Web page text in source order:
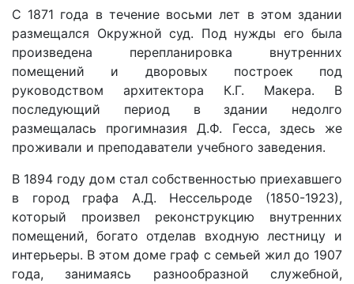
С 1871 года в течение восьми лет в этом здании
размещался Окружной суд. Под нужды его была
произведена перепланировка внутренних
помещений и дворовых построек под
руководством архитектора К.Г. Макера. В
последующий период в здании недолго
размещалась прогимназия Д.Ф. Гесса, здесь же
проживали и преподаватели учебного заведения.
В 1894 году дом стал собственностью приехавшего
в город графа А.Д. Нессельроде (1850-1923),
который произвел реконструкцию внутренних
помещений, богато отделав входную лестницу и
интерьеры. В этом доме граф с семьей жил до 1907
года, занимаясь разнообразной служебной,